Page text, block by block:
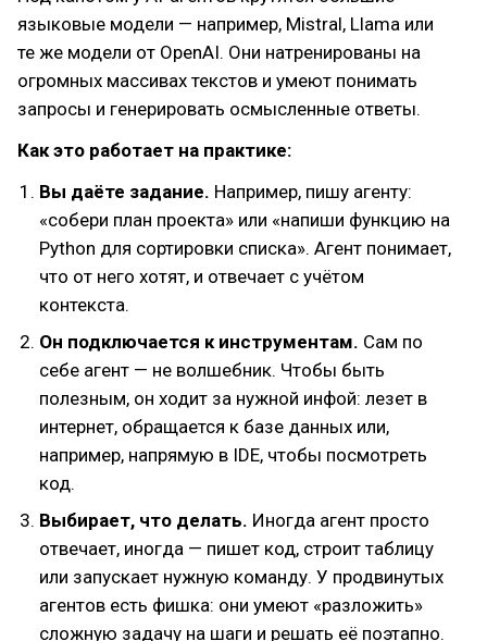
языковые модели — например, Mistral, Llama или
те же модели от OpenAI. Они натренированы на
огромных массивах текстов и умеют понимать
запросы и генерировать осмысленные ответы.
Как это работает на практике:
Вы даёте задание. Например, пишу агенту:
«собери план проекта» или «напиши функцию на
Python для сортировки списка». Агент понимает,
что от него хотят, и отвечает с учётом
контекста.
Он подключается к инструментам. Сам по
себе агент — не волшебник. Чтобы быть
полезным, он ходит за нужной инфой: лезет в
интернет, обращается к базе данных или,
например, напрямую в IDE, чтобы посмотреть
код.
Выбирает, что делать. Иногда агент просто
отвечает, иногда — пишет код, строит таблицу
или запускает нужную команду. У продвинутых
агентов есть фишка: они умеют «разложить»
сложную задачу на шаги и решать её поэтапно.